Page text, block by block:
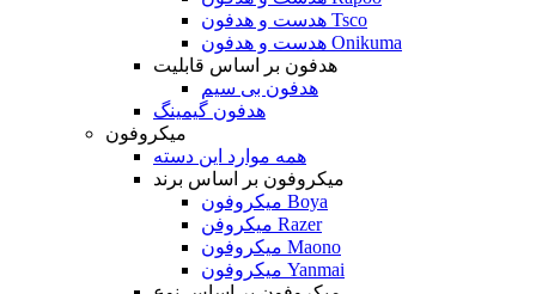
هدست و هدفون Tsco
هدست و هدفون Onikuma
هدفون بر اساس قابلیت
هدفون بی سیم
هدفون گیمینگ
میکروفون
همه موارد این دسته
میکروفون بر اساس برند
میکروفون Boya
میکروفن Razer
میکروفون Maono
میکروفون Yanmai